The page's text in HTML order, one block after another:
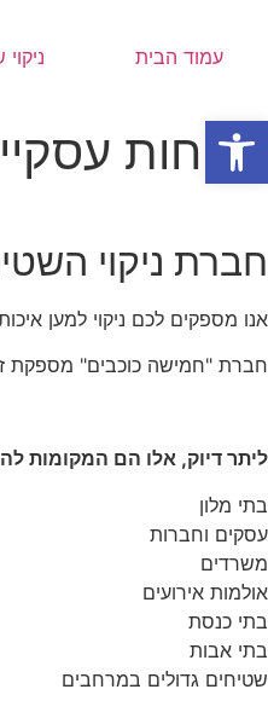
עמוד הבית
לקוחות
חברת ניקוי
אנו מספקים לכם ניקוי למען
חברת "חמישה כוכבים" מספקת
ליתר דיוק, אלו הם המקומות
בתי מלון
עסקים וחברות
משרדים
אולמות אירועים
בתי כנסת
בתי אבות
שטיחים גדולים במרחבים
פתח סרגל נגישות